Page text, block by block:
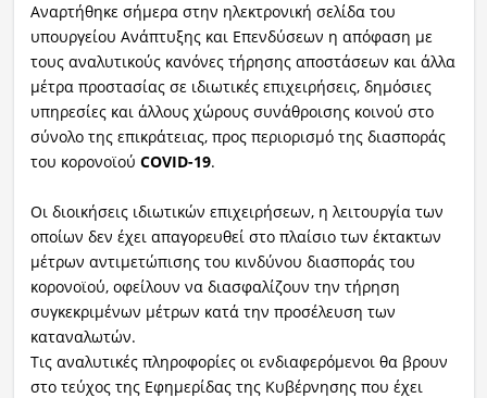
Αναρτήθηκε σήμερα στην ηλεκτρονική σελίδα του
υπουργείου Ανάπτυξης και Επενδύσεων η απόφαση με
τους αναλυτικούς κανόνες τήρησης αποστάσεων και άλλα
μέτρα προστασίας σε ιδιωτικές επιχειρήσεις, δημόσιες
υπηρεσίες και άλλους χώρους συνάθροισης κοινού στο
σύνολο της επικράτειας, προς περιορισμό της διασποράς
του κορονοϊού COVID-19.
Οι διοικήσεις ιδιωτικών επιχειρήσεων, η λειτουργία των
οποίων δεν έχει απαγορευθεί στο πλαίσιο των έκτακτων
μέτρων αντιμετώπισης του κινδύνου διασποράς του
κορονοϊού, οφείλουν να διασφαλίζουν την τήρηση
συγκεκριμένων μέτρων κατά την προσέλευση των
καταναλωτών.
Τις αναλυτικές πληροφορίες οι ενδιαφερόμενοι θα βρουν
στο τεύχος της Εφημερίδας της Κυβέρνησης που έχει